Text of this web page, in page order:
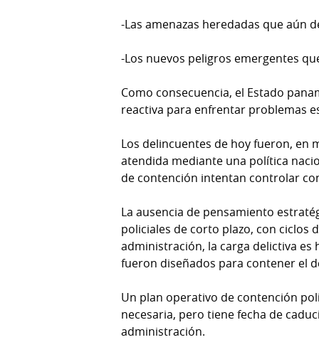
-Las amenazas heredadas que aún
-Los nuevos peligros emergentes
Como consecuencia, el Estado
reactiva para enfrentar problemas
Los delincuentes de hoy fueron, en
atendida mediante una política
de contención intentan controlar
La ausencia de pensamiento
policiales de corto plazo, con ciclos
administración, la carga delictiva
fueron diseñados para contener el
Un plan operativo de contención
necesaria, pero tiene fecha de
administración.